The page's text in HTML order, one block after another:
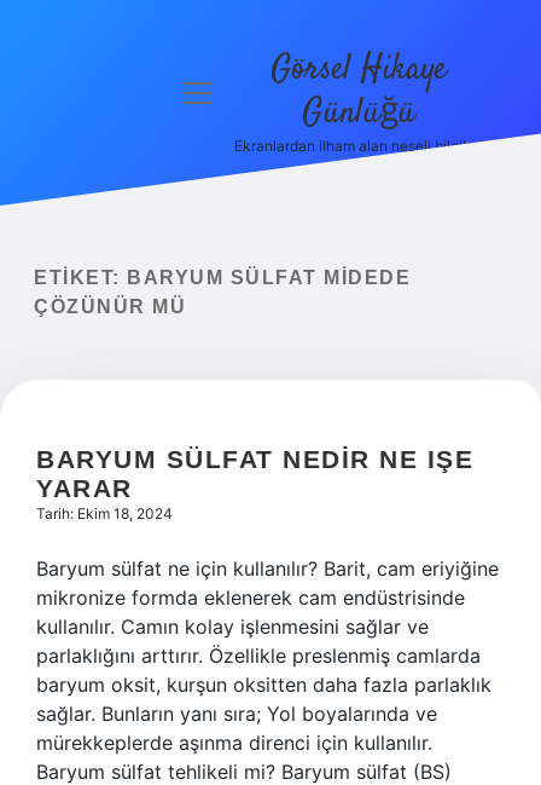
Yasal Uyarı
menüyü
Görsel Hikaye
Günlüğü
Ekranlardan ilham alan neşeli bilgiler!
ETIKET:
BARYUM SÜLFAT MIDEDE
ÇÖZÜNÜR MÜ
BARYUM SÜLFAT NEDIR NE IŞE
YARAR
Tarih: Ekim 18, 2024
Baryum sülfat ne için kullanılır? Barit, cam eriyiğine
mikronize formda eklenerek cam endüstrisinde
kullanılır. Camın kolay işlenmesini sağlar ve
parlaklığını arttırır. Özellikle preslenmiş camlarda
baryum oksit, kurşun oksitten daha fazla parlaklık
sağlar. Bunların yanı sıra; Yol boyalarında ve
mürekkeplerde aşınma direnci için kullanılır.
Baryum sülfat tehlikeli mi? Baryum sülfat (BS)